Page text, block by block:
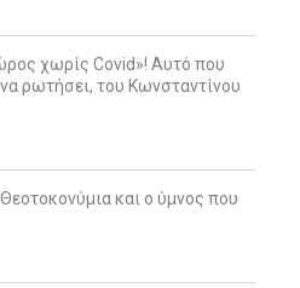
χωρίς Covid»! Αυτό που
ρωτήσει, του Κωνσταντίνου
και ο ύμνος που